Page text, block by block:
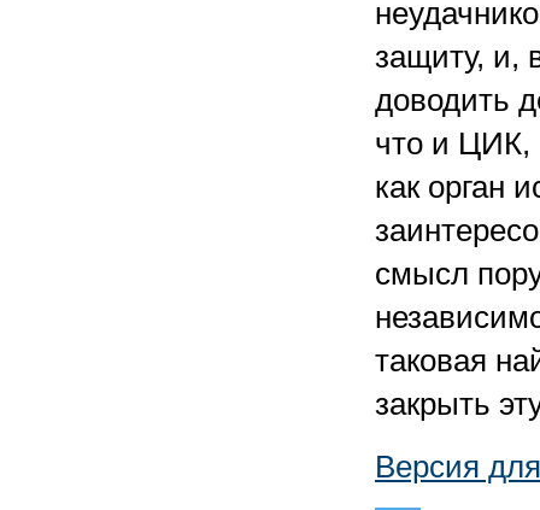
защиту, и,
доводить
что и ЦИК,
как орган
смысл
таковая
закрыть
Версия